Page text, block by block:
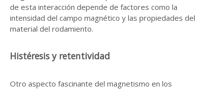
de esta interacción depende de factores como la
intensidad del campo magnético y las propiedades del
material del rodamiento.
Histéresis y retentividad
Otro aspecto fascinante del magnetismo en los